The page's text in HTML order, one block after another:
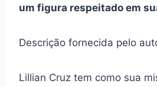
um figura respeitado em
Descrição fornecida pelo
Lillian Cruz tem como sua